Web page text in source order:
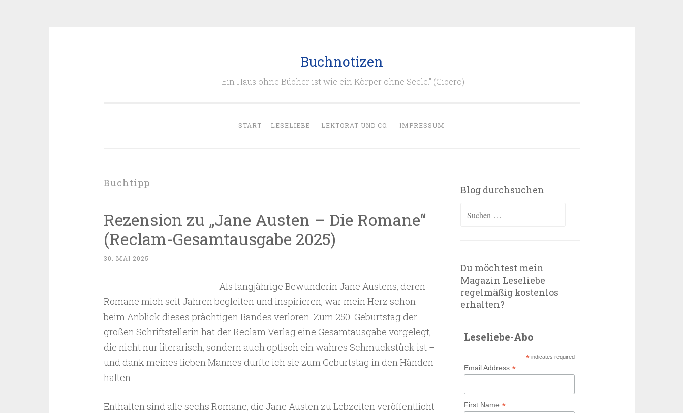
Buchnotizen
"Ein Haus ohne Bücher ist wie ein Körper ohne Seele." (Cicero)
START LESELIEBE LEKTORAT UND CO. IMPRESSUM
Buchtipp
Rezension zu „Jane Austen – Die Romane“
(Reclam-Gesamtausgabe 2025)
30. MAI 2025
Als langjährige Bewunderin Jane Austens, deren
Romane mich seit Jahren begleiten und inspirieren, war mein Herz schon
beim Anblick dieses prächtigen Bandes verloren. Zum 250. Geburtstag der
großen Schriftstellerin hat der Reclam Verlag eine Gesamtausgabe vorgelegt,
die nicht nur literarisch, sondern auch optisch ein wahres Schmuckstück ist –
und dank meines lieben Mannes durfte ich sie zum Geburtstag in den Händen
halten.
Enthalten sind alle sechs Romane, die Jane Austen zu Lebzeiten veröffentlicht
Blog durchsuchen
Suchen
Du möchtest mein
Magazin Leseliebe
regelmäßig kostenlos
erhalten?
Leseliebe-Abo
* indicates required
Email Address*
First Name*